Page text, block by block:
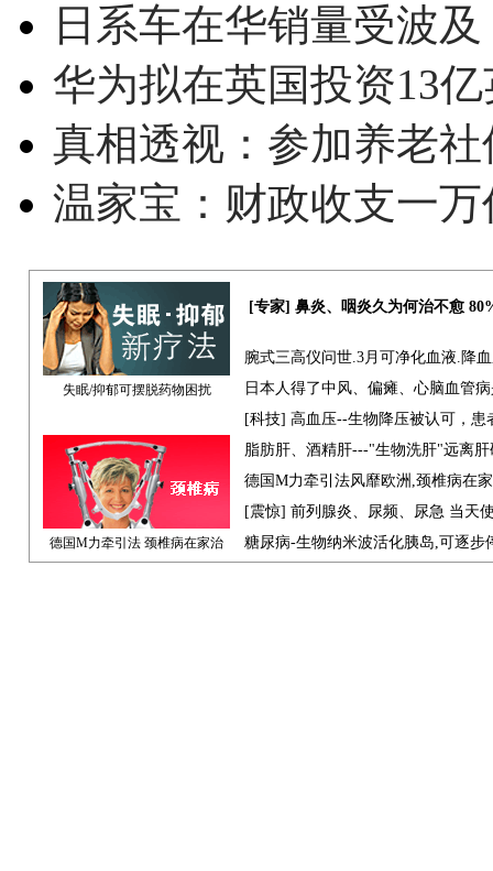
日系车在华销量受波
华为拟在英国投资13
真相透视：参加养老
温家宝：财政收支一
失眠/抑郁可摆脱药物困扰
[专家] 鼻炎、咽炎久为何治不愈
腕式三高仪问世.3月可净化血液.降
日本人得了中风、偏瘫、心脑血管
[科技] 高血压--生物降压被认可，患
德国M力牵引法 颈椎病在家治
脂肪肝、酒精肝---"生物洗肝"远离肝
德国M力牵引法风靡欧洲,颈椎病在
[震惊] 前列腺炎、尿频、尿急 当天
糖尿病-生物纳米波活化胰岛,可逐步